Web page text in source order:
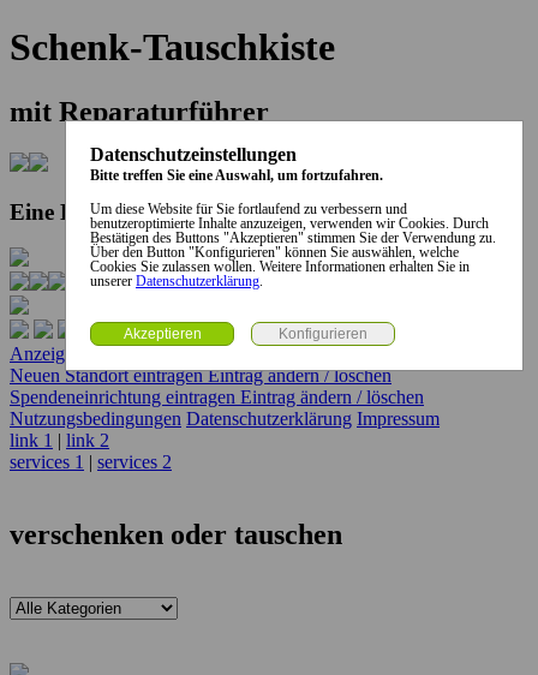
Schenk-Tauschkiste
mit Reparaturführer
Eine Kooperation der Stadt und des Landkreises...
Anzeige erstellen
Neuen Standort eintragenEintrag ändern / löschen
Spendeneinrichtung eintragen Eintrag ändern / löschen
Nutzungsbedingungen Datenschutzerklärung Impressum
link 1 | link 2
services 1 | services 2
verschenken oder tauschen
Datenschutzeinstellungen
Bitte treffen Sie eine Auswahl, um fortzufahren.
Um diese Website für Sie fortlaufend zu verbessern und
benutzeroptimierte Inhalte anzuzeigen, verwenden wir Cookies. Durch
Bestätigen des Buttons "Akzeptieren" stimmen Sie der Verwendung zu.
Über den Button "Konfigurieren" können Sie auswählen, welche
Cookies Sie zulassen wollen. Weitere Informationen erhalten Sie in
unserer Datenschutzerklärung.